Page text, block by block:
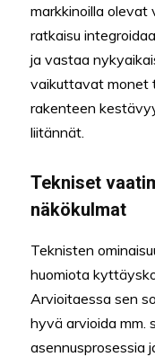
markkinoilla
ratkaisu
ja vastaa
vaikuttavat monet
rakenteen
liitännät.
Tekniset
näkökulmat
Teknisten
huomiota
Arvioitaessa sen
hyvä arvioida mm.
asennusprosessia